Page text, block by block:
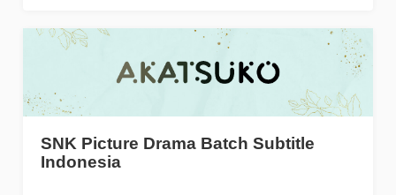
SNK Picture Drama Batch Subtitle
Indonesia